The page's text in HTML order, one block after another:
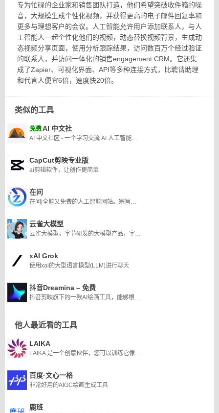
专为忙碌的企业家和销售团队打造，他们希望突破收件箱的噪
音，大规模生成个性化视频，并获得更高的电子邮件回复率和
更多与理想客户的会议。人工智能允许用户添加联系人，与人
工智能人一起个性化他们的视频，动态替换视频背景，生成动
态视频分享页面，使用分析跟踪结果，访问数百万个经过验证
的联系人，并访问一体化的销售engagement CRM。它还集
成了Zapier、可视化界面、API等多种连接方式，比聘请助理
和代言人便宜6倍，速度快20倍。
类似的工具
免费AI 中文社
AI 中文社区 - 一个学习交流 AI 人工智能技术的中文社区
CapCut剪映专业版
ai剪辑软件，让创作更简单
在问
在问|全能又免费的人工智能网站。宗旨：让知识无界,智能触手可及
云雀大模型
云雀大模型，字节研发的大模型产品，字节的云雀大模型是首批上线的8家大模型之一。
xAI Grok
使用xai的大型语言模型(LLM)进行聊天
抖音Dreamina – 免费
抖音剪映旗下的一款AI绘画工具，能够根据用户提供的文本内容生成由AI制作的创意图片
他人最近看的工具
LAIKA
LAIKA 是一个创意伙伴，您可以训练它像您（或您想要的任何人）一样写作。专为创意作家、游戏作家和所有其他小说创作者打造。
百度·文心一格
非常好用的AIGC绘画生成工具
鹿班